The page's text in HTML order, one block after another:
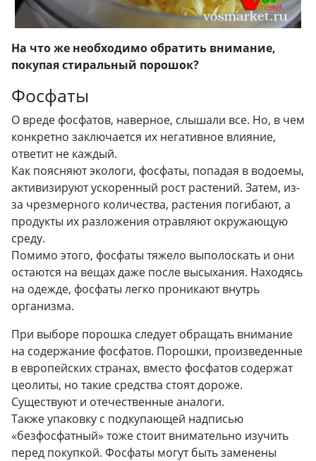
На что же необходимо обратить внимание,
покупая стиральный порошок?
Фосфаты
О вреде фосфатов, наверное, слышали все. Но, в чем
конкретно заключается их негативное влияние,
ответит не каждый.
Как поясняют экологи, фосфаты, попадая в водоемы,
активизируют ускоренный рост растений. Затем, из-
за чрезмерного количества, растения погибают, а
продукты их разложения отравляют окружающую
среду.
Помимо этого, фосфаты тяжело выполоскать и они
остаются на вещах даже после высыхания. Находясь
на одежде, фосфаты легко проникают внутрь
организма.
При выборе порошка следует обращать внимание
на содержание фосфатов. Порошки, произведенные
в европейских странах, вместо фосфатов содержат
цеолиты, но такие средства стоят дороже.
Существуют и отечественные аналоги.
Также упаковку с подкупающей надписью
«безфосфатный» тоже стоит внимательно изучить
перед покупкой. Фосфаты могут быть заменены